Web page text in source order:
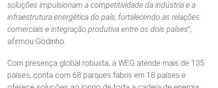
soluções impulsionam a competitividade da indústria e a
infraestrutura energética do país, fortalecendo as relações
comerciais e integração produtiva entre os dois países”,
afirmou Godinho.
Com presença global robusta, a WEG atende mais de 135
países, conta com 68 parques fabris em 18 países e